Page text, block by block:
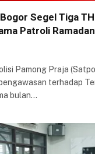
Segel Tiga
Patroli
Pamong Praja
terhadap
bulan…